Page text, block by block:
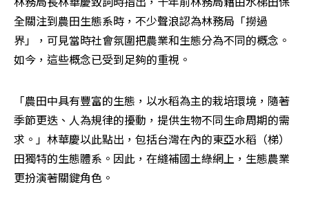
全關注到農田生態系時，不少聲浪認為林務局「撈過
界」，可見當時社會氛圍把農業和生態分為不同的概念。
如今，這些概念已受到足夠的重視。
「農田中具有豐富的生態，以水稻為主的栽培環境，隨著
季節更迭、人為規律的擾動，提供生物不同生命周期的需
求。」林華慶以此點出，包括台灣在內的東亞水稻（梯）
田獨特的生態體系。因此，在縫補國土綠網上，生態農業
更扮演著關鍵角色。